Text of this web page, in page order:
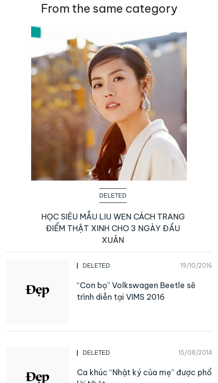
From the same category
DELETED
HỌC SIÊU MẪU LIU WEN CÁCH TRANG
ĐIỂM THẬT XINH CHO 3 NGÀY ĐẦU
XUÂN
DELETED 19/10/2016
“Con bọ” Volkswagen Beetle sẽ
trình diễn tại VIMS 2016
DELETED 15/08/2014
Ca khúc “Nhật ký của mẹ” được phổ